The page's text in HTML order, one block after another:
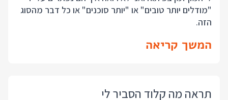
"מודלים יותר טובים" או "יותר סוכנים" או כל דבר מהסוג
הזה.
המשך קריאה
תראה מה קלוד הסביר לי